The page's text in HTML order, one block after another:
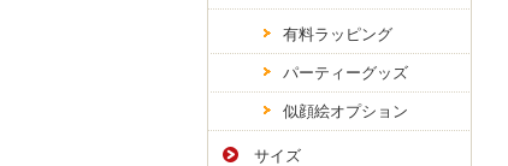
有料ラッピング
パーティーグッズ
似顔絵オプション
サイズ